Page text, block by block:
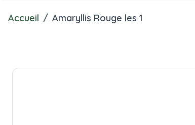
Accueil / Amaryllis Rouge les 1